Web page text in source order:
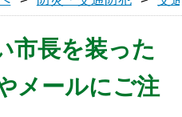
市長を装った
メールにご注